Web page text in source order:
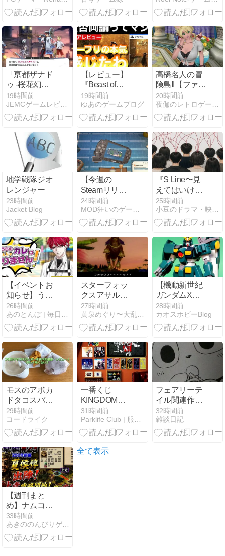
ジン」
ュー】
8/9 ゲーム記
「亰都ザナド
ゥ -桜花幻
舞-」レビュー
19時間前
JEMCゲームレビュー
【レビュー】
『Beast of
Reincarnation（ビ
ースト オブ リ
ンカネーショ
取り込む不思
議な少女と、
もふもふ犬が
織りなす美し
くも儚いアク
ション
RPG【評価・
感想】
19時間前
ゆあのゲームブログ
高橋名人の冒
険島II【ファミ
コン】徹底解
説｜1991年発
売・恐竜と駆
大冒険を今こ
そ振り返る
20時間前
地学戦隊ジオ
レンジャー
23時間前
Jacket Blog
【今週の
Steamリリー
ス 第427回】
協力型パズル
アドベンチャ
Walk』ライフ
シム
RPG『Fields
of Mistria』2D
農場シム
『Doloc
Town』他22作
品
24時間前
『S Line〜見
えてはいけな
い関係〜』
（2025）ネタ
バレありの感
25時間前
【イベントお
知らせ】うち
のカレはこん
なんじゃあり
ません！
26時間前
スターフォッ
クスアサル
ト〜久しぶり
の再開！いち
ゃいちゃ狐カ
27時間前
黄泉めぐり〜大乱闘ヒストリーコレクション〜
【機動新世紀
ガンダムX】
HG 1/144 ガン
ダムレオパル
ド
28時間前
カオスホビーBlog
モスのアボカ
ドタコスバー
ガーを食べた
感想・レビュ
ー！辛い？辛
29時間前
コードライク
一番くじ
KINGDOM
HEARTS
25th、8/15発
売｜A賞ソ
ンはリクの記
31時間前
フェアリーテ
イル関連作品
（まとめ）
32時間前
雑談日記
【週刊まと
め】ナムコ三
国志Ⅱ アレン
ジ版・董卓編
#22〜#29｜汝
33時間前
あきののんびりゲームブログ
全て表示